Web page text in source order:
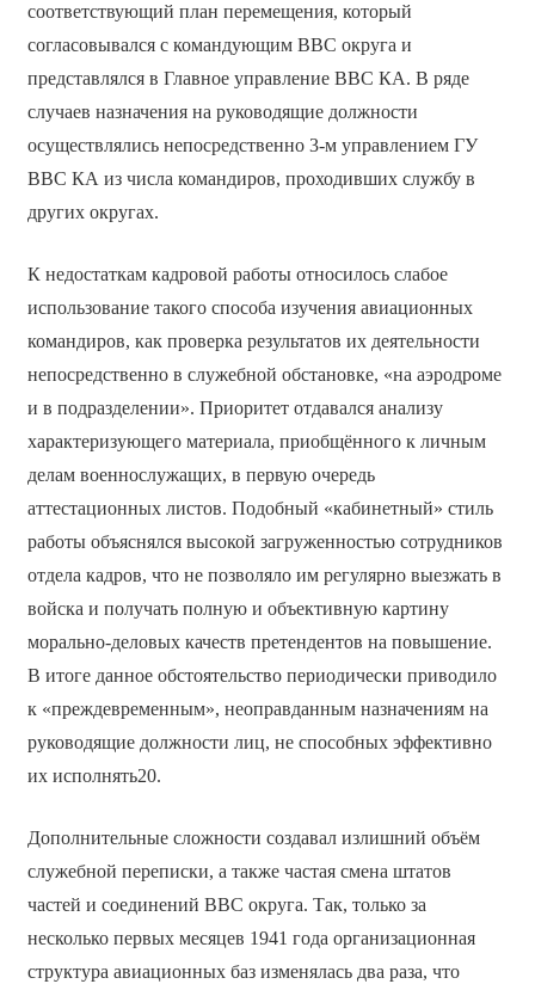
соответствующий план перемещения, который
согласовывался с командующим ВВС округа и
представлялся в Главное управление ВВС КА. В ряде
случаев назначения на руководящие должности
осуществлялись непосредственно 3-м управлением ГУ
ВВС КА из числа командиров, проходивших службу в
других округах.
К недостаткам кадровой работы относилось слабое
использование такого способа изучения авиационных
командиров, как проверка результатов их деятельности
непосредственно в служебной обстановке, «на аэродроме
и в подразделении». Приоритет отдавался анализу
характеризующего материала, приобщённого к личным
делам военнослужащих, в первую очередь
аттестационных листов. Подобный «кабинетный» стиль
работы объяснялся высокой загруженностью сотрудников
отдела кадров, что не позволяло им регулярно выезжать в
войска и получать полную и объективную картину
морально-деловых качеств претендентов на повышение.
В итоге данное обстоятельство периодически приводило
к «преждевременным», неоправданным назначениям на
руководящие должности лиц, не способных эффективно
их исполнять20.
Дополнительные сложности создавал излишний объём
служебной переписки, а также частая смена штатов
частей и соединений ВВС округа. Так, только за
несколько первых месяцев 1941 года организационная
структура авиационных баз изменялась два раза, что